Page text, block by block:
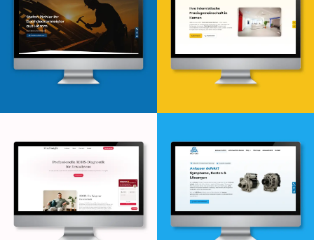
Webdesign & -entwicklung Webdesign & -entwicklung